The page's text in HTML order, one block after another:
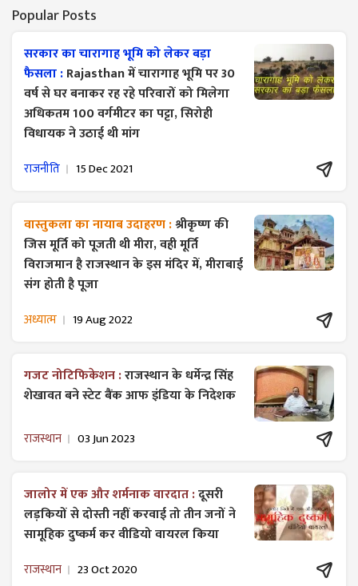
Popular Posts
सरकार का चारागाह भूमि को लेकर बड़ा
फैसला :Rajasthan में चारागाह भूमि पर 30
वर्ष से घर बनाकर रह रहे परिवारों को मिलेगा
अधिकतम 100 वर्गमीटर का पट्टा, सिरोही
विधायक ने उठाई थी मांग
राजनीति 15 Dec 2021
वास्तुकला का नायाब उदाहरण :श्रीकृष्ण की
जिस मूर्ति को पूजती थी मीरा, वही मूर्ति
विराजमान है राजस्थान के इस मंदिर में, मीराबाई
संग होती है पूजा
अध्यात्म 19 Aug 2022
गजट ​नोटिफिकेशन :राजस्थान के धर्मेन्द्र सिंह
शेखावत बने स्टेट बैंक आफ इंडिया के निदेशक
राजस्थान 03 Jun 2023
जालोर में एक और शर्मनाक वारदात :दूसरी
लड़कियों से दोस्ती नहीं करवाई तो तीन जनों ने
सामूहिक दुष्कर्म कर वीडियो वायरल किया
राजस्थान 23 Oct 2020